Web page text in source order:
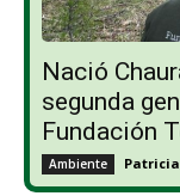
Nació
segunda
Fundación
Ambiente